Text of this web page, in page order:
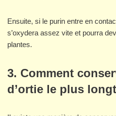
Ensuite, si le purin entre en
s’oxydera assez vite et pourra
plantes.
3. Comment
d’ortie le plus